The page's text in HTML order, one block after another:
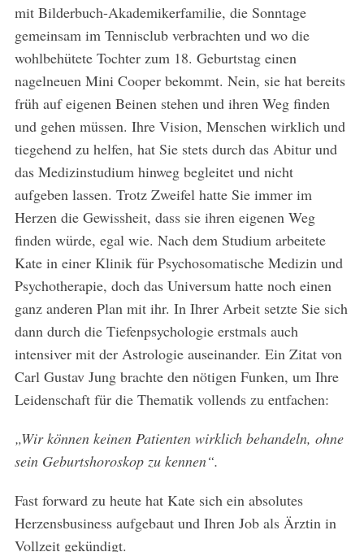
mit Bilderbuch-Akademikerfamilie, die Sonntage
gemeinsam im Tennisclub verbrachten und wo die
wohlbehütete Tochter zum 18. Geburtstag einen
nagelneuen Mini Cooper bekommt. Nein, sie hat bereits
früh auf eigenen Beinen stehen und ihren Weg finden
und gehen müssen. Ihre Vision, Menschen wirklich und
tiegehend zu helfen, hat Sie stets durch das Abitur und
das Medizinstudium hinweg begleitet und nicht
aufgeben lassen. Trotz Zweifel hatte Sie immer im
Herzen die Gewissheit, dass sie ihren eigenen Weg
finden würde, egal wie. Nach dem Studium arbeitete
Kate in einer Klinik für Psychosomatische Medizin und
Psychotherapie, doch das Universum hatte noch einen
ganz anderen Plan mit ihr. In Ihrer Arbeit setzte Sie sich
dann durch die Tiefenpsychologie erstmals auch
intensiver mit der Astrologie auseinander. Ein Zitat von
Carl Gustav Jung brachte den nötigen Funken, um Ihre
Leidenschaft für die Thematik vollends zu entfachen:
„Wir können keinen Patienten wirklich behandeln, ohne
sein Geburtshoroskop zu kennen“.
Fast forward zu heute hat Kate sich ein absolutes
Herzensbusiness aufgebaut und Ihren Job als Ärztin in
Vollzeit gekündigt.
S
e
a
c
h
f
: